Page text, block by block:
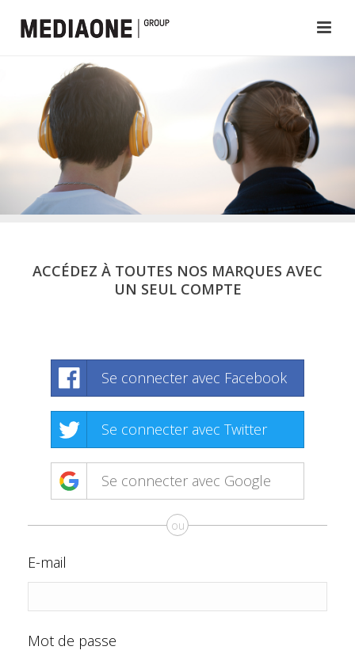
ACCÉDEZ À TOUTES NOS MARQUES AVEC
UN SEUL COMPTE
Se connecter avec Facebook
Se connecter avec Twitter
Se connecter avec Google
ou
E-mail
Mot de passe